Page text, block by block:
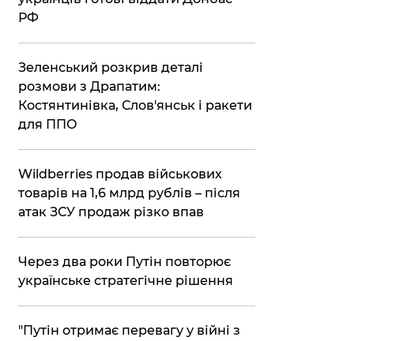
РФ
Зеленський розкрив деталі
розмови з Драпатим:
Костянтинівка, Слов'янськ і ракети
для ППО
Wildberries продав військових
товарів на 1,6 млрд рублів – після
атак ЗСУ продаж різко впав
Через два роки Путін повторює
українське стратегічне рішення
"Путін отримає перевагу у війні з